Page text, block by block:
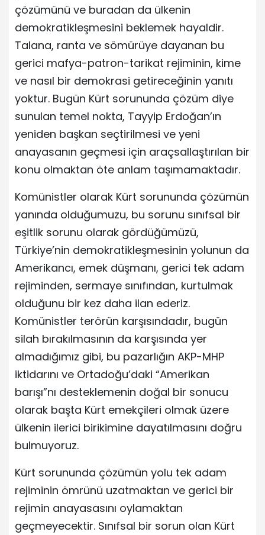
çözümünü ve buradan da ülkenin
demokratikleşmesini beklemek hayaldir.
Talana, ranta ve sömürüye dayanan bu
gerici mafya-patron-tarikat rejiminin, kime
ve nasıl bir demokrasi getireceğinin yanıtı
yoktur. Bugün Kürt sorununda çözüm diye
sunulan temel nokta, Tayyip Erdoğan’ın
yeniden başkan seçtirilmesi ve yeni
anayasanın geçmesi için araçsallaştırılan bir
konu olmaktan öte anlam taşımamaktadır.
Komünistler olarak Kürt sorununda çözümün
yanında olduğumuzu, bu sorunu sınıfsal bir
eşitlik sorunu olarak gördüğümüzü,
Türkiye’nin demokratikleşmesinin yolunun da
Amerikancı, emek düşmanı, gerici tek adam
rejiminden, sermaye sınıfından, kurtulmak
olduğunu bir kez daha ilan ederiz.
Komünistler terörün karşısındadır, bugün
silah bırakılmasının da karşısında yer
almadığımız gibi, bu pazarlığın AKP-MHP
iktidarını ve Ortadoğu’daki “Amerikan
barışı”nı desteklemenin doğal bir sonucu
olarak başta Kürt emekçileri olmak üzere
ülkenin ilerici birikimine dayatılmasını doğru
bulmuyoruz.
Kürt sorununda çözümün yolu tek adam
rejiminin ömrünü uzatmaktan ve gerici bir
rejimin anayasasını oylamaktan
geçmeyecektir. Sınıfsal bir sorun olan Kürt